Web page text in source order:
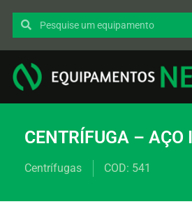
CENTRÍFUGA – AÇO
Centrífugas COD: 541